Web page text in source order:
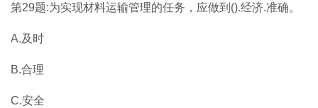
第29题:为实现材料运输管理的任务，应做到().经济.准确。
A.及时
B.合理
C.安全